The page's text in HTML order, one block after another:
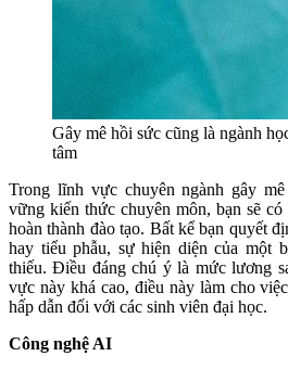
Gây mê hồi sức cũng là ngành
tâm
Trong lĩnh vực chuyên ngành gây
vững kiến thức chuyên môn, bạn sẽ
hoàn thành đào tạo. Bất kể bạn quyết
hay tiểu phẫu, sự hiện diện của một
thiếu. Điều đáng chú ý là mức lương
vực này khá cao, điều này làm cho
hấp dẫn đối với các sinh viên đại học.
Công nghệ AI